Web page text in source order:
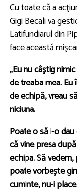
Cu toate că a
Gigi Becali va
Latifundiarul din
face această
„Eu nu câştig
de treaba mea. Eu
de echipă, vreau
niciuna.
Poate o să i-o dau
că vine presa
echipa. Să
poate vorbeşte
cuminte, nu-i place.